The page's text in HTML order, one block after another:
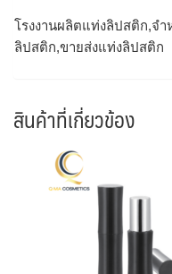
โรงงานผลิตแท่งลิปสติก,จ
ลิปสติก,ขายส่งแท่งลิปสติก
สินค้าที่เกี่ยวข้อง